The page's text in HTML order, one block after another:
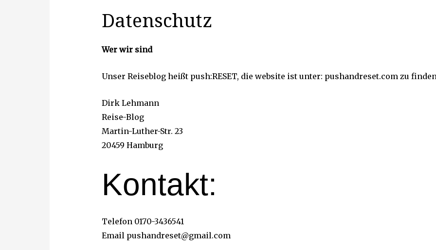
Datenschutz
Wer wir sind
Unser Reiseblog heißt push:RESET, die website ist unter: pushandreset.com zu
Dirk Lehmann
Reise-Blog
Martin-Luther-Str. 23
20459 Hamburg
Kontakt:
Telefon 0170-3436541
Email pushandreset@gmail.com